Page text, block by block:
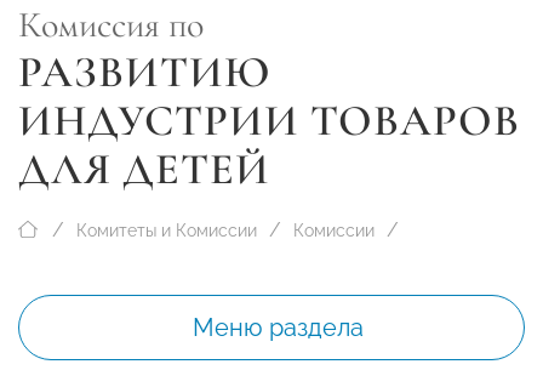
Комиссия по
РАЗВИТИЮ
ИНДУСТРИИ ТОВАРОВ
ДЛЯ ДЕТЕЙ
Комитеты и Комиссии Комиссии
Меню раздела